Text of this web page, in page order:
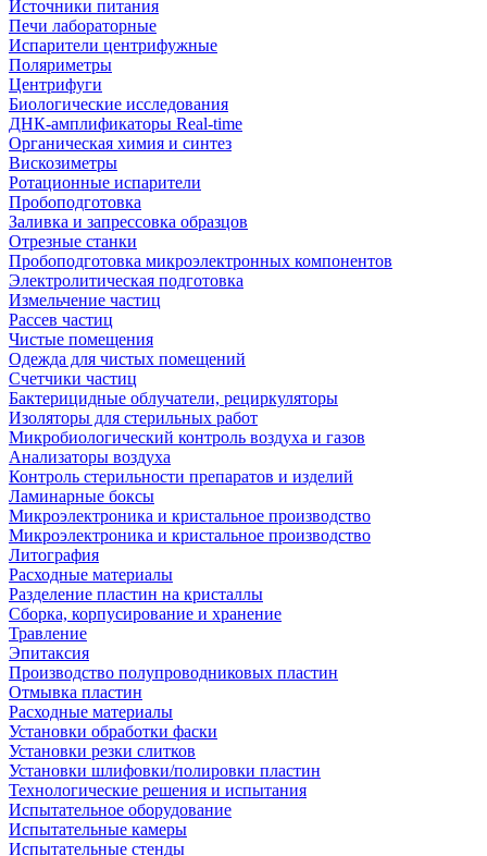
Источники питания
Печи лабораторные
Испарители центрифужные
Поляриметры
Центрифуги
Биологические исследования
ДНК-амплификаторы Real-time
Органическая химия и синтез
Вискозиметры
Ротационные испарители
Пробоподготовка
Заливка и запрессовка образцов
Отрезные станки
Пробоподготовка микроэлектронных компонентов
Электролитическая подготовка
Измельчение частиц
Рассев частиц
Чистые помещения
Одежда для чистых помещений
Счетчики частиц
Бактерицидные облучатели, рециркуляторы
Изоляторы для стерильных работ
Микробиологический контроль воздуха и газов
Анализаторы воздуха
Контроль стерильности препаратов и изделий
Ламинарные боксы
Микроэлектроника и кристальное производство
Микроэлектроника и кристальное производство
Литография
Расходные материалы
Разделение пластин на кристаллы
Сборка, корпусирование и хранение
Травление
Эпитаксия
Производство полупроводниковых пластин
Отмывка пластин
Расходные материалы
Установки обработки фаски
Установки резки слитков
Установки шлифовки/полировки пластин
Технологические решения и испытания
Испытательное оборудование
Испытательные камеры
Испытательные стенды